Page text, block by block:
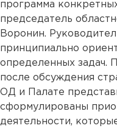
программа
председатель
Воронин.
принципиально
определенных задач.
после обсуждения
ОД и Палате
сформулированы
деятельности,